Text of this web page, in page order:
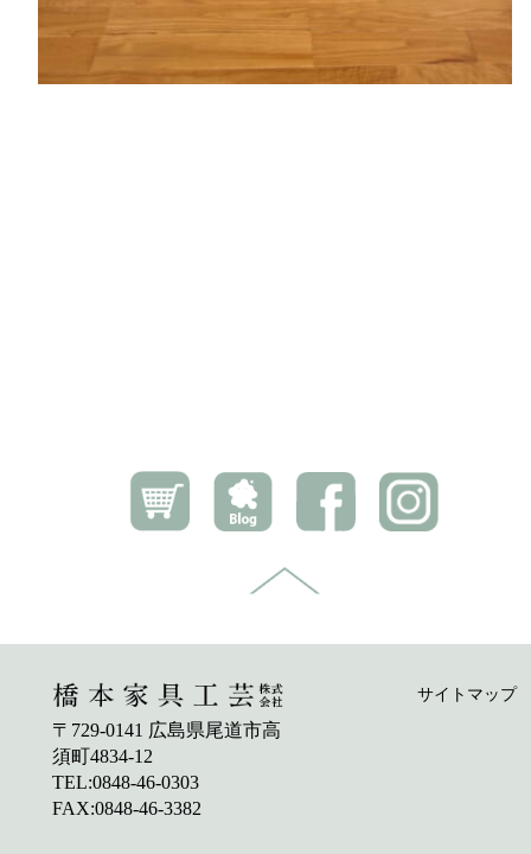
〒729-0141 広島県尾道市高
須町4834-12
TEL:0848-46-0303
FAX:0848-46-3382
サイトマップ